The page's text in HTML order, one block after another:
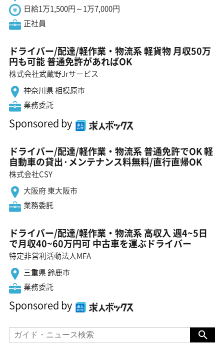
日給1万1,500円～1万7,000円
正社員
ドライバー/配達/軽作業・物流系 軽貨物 月収50万
円も可能 普通免許があればOK
株式会社武蔵野Jrサービス
神奈川県 相模原市
業務委託
Sponsored by
ドライバー/配達/軽作業・物流系 普通免許でOK 軽
自動車の貸出·メンテナンス料無料/直行直帰OK
株式会社CSY
大阪府 東大阪市
業務委託
ドライバー/配達/軽作業・物流系 高収入 週4~5日
で月収40~60万円可 中古車を運ぶドライバー
特定非営利活動法人MFA
三重県 鈴鹿市
業務委託
Sponsored by